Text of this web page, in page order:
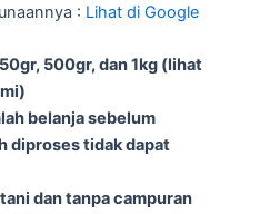
: Lihat di Google
500gr, dan 1kg (lihat
belanja sebelum
diproses tidak dapat
dan tanpa campuran